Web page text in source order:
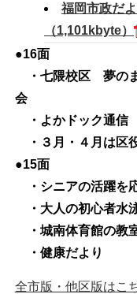
福岡市政だ
（1,101kbyte）
●16面
・七隈校区 夢の
会
・よかドック通信
・３月・４月は区
●15面
・シニアの活躍を
・大人の初心者水
・城南体育館の教
・健康だより
全市版・他区版はこ